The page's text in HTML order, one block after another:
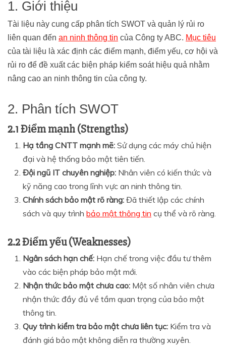
1. Giới thiệu
Tài liệu này cung cấp phân tích SWOT và quản lý rủi ro
liên quan đến an ninh thông tin của Công ty ABC. Mục tiêu
của tài liệu là xác định các điểm mạnh, điểm yếu, cơ hội và
rủi ro để đề xuất các biện pháp kiểm soát hiệu quả nhằm
nâng cao an ninh thông tin của công ty.
2. Phân tích SWOT
2.1 Điểm mạnh (Strengths)
Hạ tầng CNTT mạnh mẽ: Sử dụng các máy chủ hiện
đại và hệ thống bảo mật tiên tiến.
Đội ngũ IT chuyên nghiệp: Nhân viên có kiến thức và
kỹ năng cao trong lĩnh vực an ninh thông tin.
Chính sách bảo mật rõ ràng: Đã thiết lập các chính
sách và quy trình bảo mật thông tin cụ thể và rõ ràng.
2.2 Điểm yếu (Weaknesses)
Ngân sách hạn chế: Hạn chế trong việc đầu tư thêm
vào các biện pháp bảo mật mới.
Nhận thức bảo mật chưa cao: Một số nhân viên chưa
nhận thức đầy đủ về tầm quan trọng của bảo mật
thông tin.
Quy trình kiểm tra bảo mật chưa liên tục: Kiểm tra và
đánh giá bảo mật không diễn ra thường xuyên.